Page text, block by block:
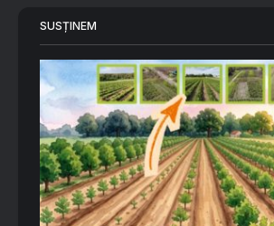
SUSȚINEM